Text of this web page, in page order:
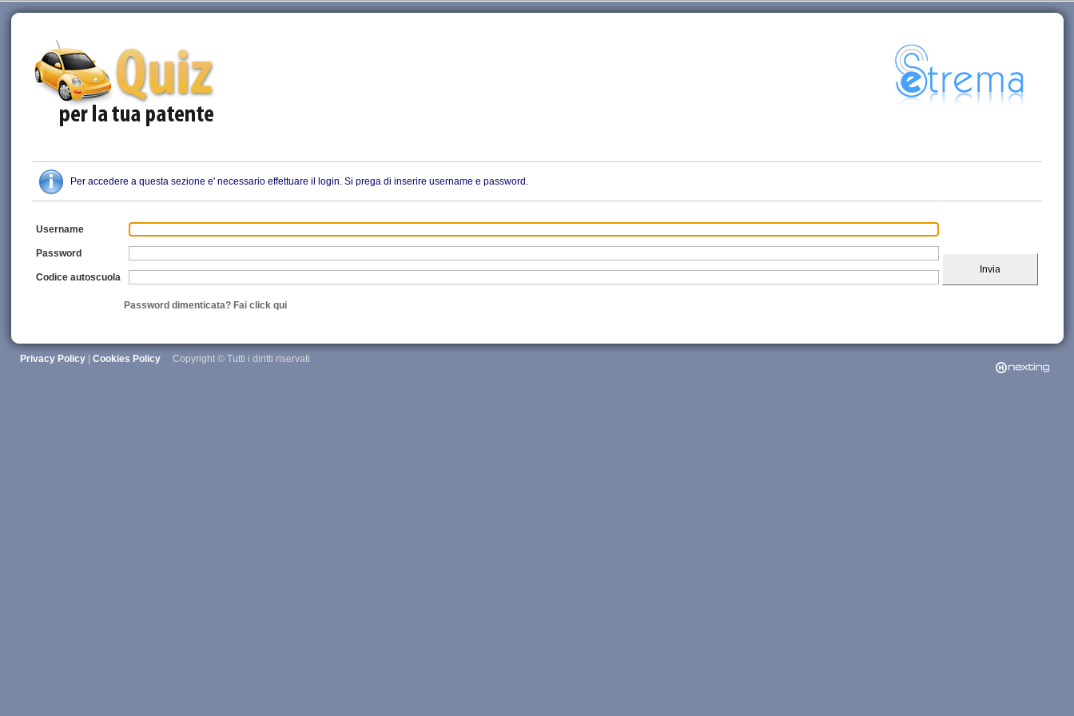
Per accedere a questa sezione e' necessario effettuare il login. Si prega di inserire username e password.
Username
Password
Codice autoscuola
Password dimenticata? Fai click qui
Privacy Policy Cookies Policy Copyright © Tutti i diritti riservati